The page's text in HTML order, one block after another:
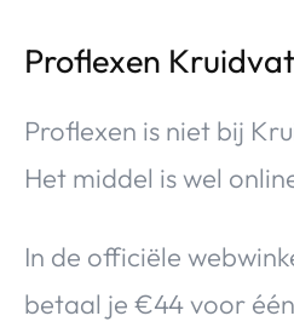
Proflexen
Proflexen is niet bij
Het middel is wel
In de officiële
betaal je €44 voor